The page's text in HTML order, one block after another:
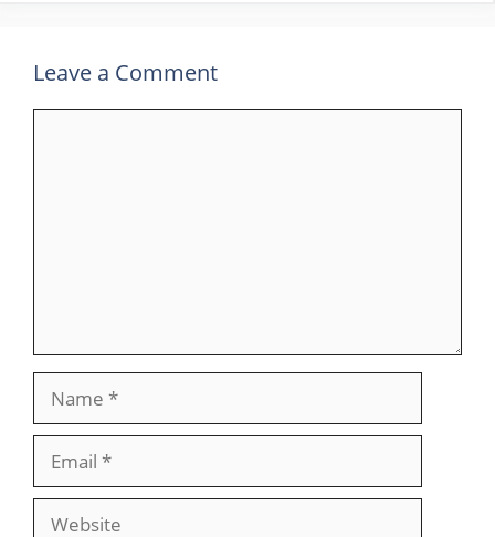
Leave a Comment